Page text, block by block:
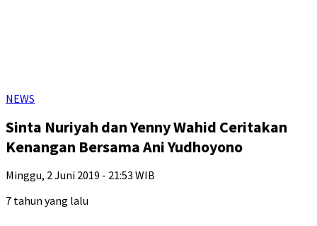
NEWS
Sinta Nuriyah dan Yenny Wahid Ceritakan
Kenangan Bersama Ani Yudhoyono
Minggu, 2 Juni 2019 - 21:53 WIB
7 tahun yang lalu